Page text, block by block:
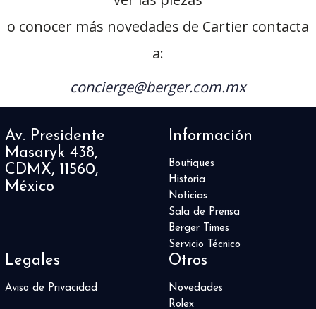
o conocer más novedades de Cartier contacta
a:
concierge@berger.com.mx
Av. Presidente
Masaryk 438,
CDMX, 11560,
México
Información
Boutiques
Historia
Noticias
Sala de Prensa
Berger Times
Servicio Técnico
Legales
Aviso de Privacidad
Otros
Novedades
Rolex